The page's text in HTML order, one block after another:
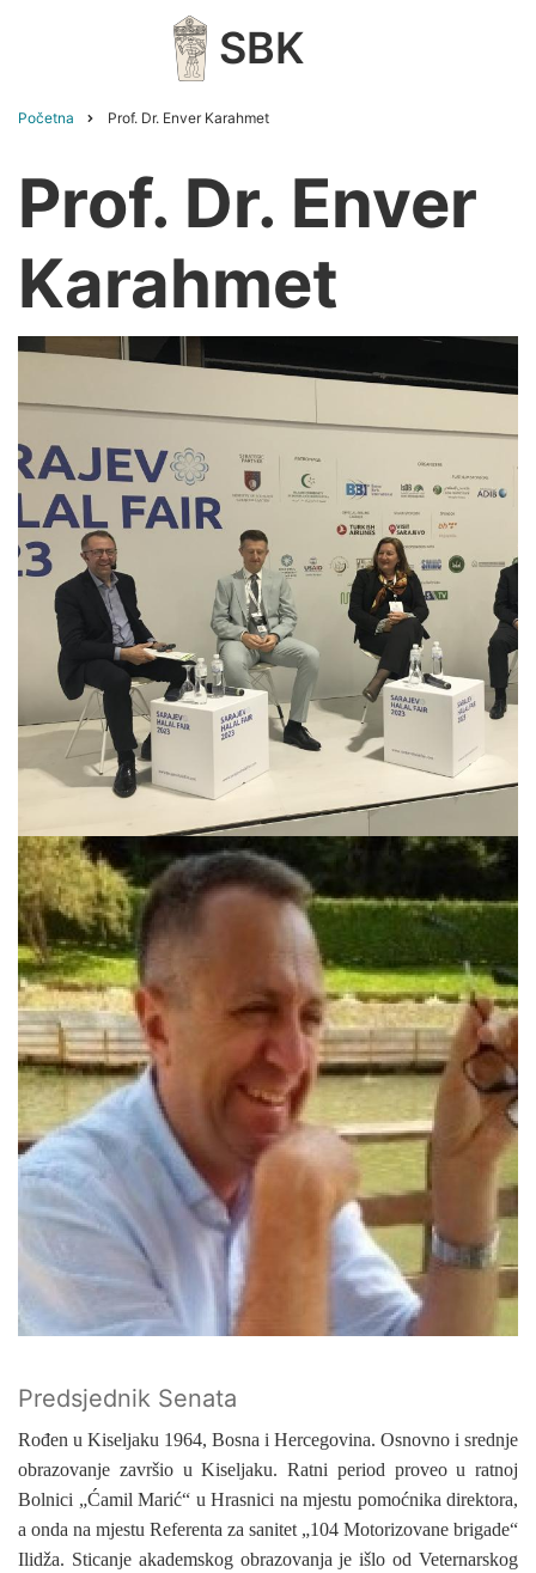
SBK
Početna Prof. Dr. Enver Karahmet
Prof. Dr. Enver
Karahmet
Predsjednik Senata
Rođen u Kiseljaku 1964, Bosna i Hercegovina. Osnovno i srednje
obrazovanje završio u Kiseljaku. Ratni period proveo u ratnoj
Bolnici „Ćamil Marić“ u Hrasnici na mjestu pomoćnika direktora,
a onda na mjestu Referenta za sanitet „104 Motorizovane brigade“
Ilidža. Sticanje akademskog obrazovanja je išlo od Veternarskog